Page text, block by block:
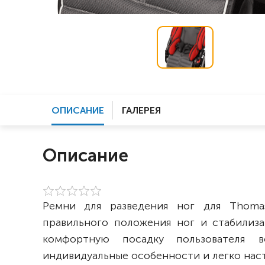
ОПИСАНИЕ ГАЛЕРЕЯ
Описание
Ремни для разведения ног для
правильного положения ног и
комфортную посадку пользователя
индивидуальные особенности и легко